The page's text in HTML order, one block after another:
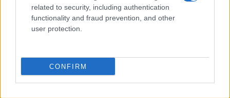
related to security, including authentication
functionality and fraud prevention, and other
user protection.
CONFIRM
Dalla gloria di Coppi al declino attuale: l’allarme per il